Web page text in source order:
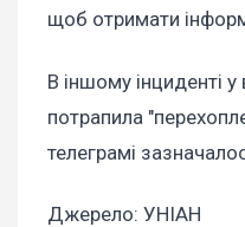
щоб отримати
В іншому інциденті
потрапила
телеграмі
Джерело: УНІАН